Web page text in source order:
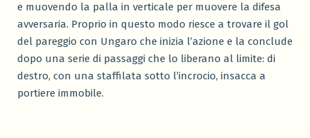
e muovendo la palla in verticale per muovere la difesa
avversaria. Proprio in questo modo riesce a trovare il gol
del pareggio con Ungaro che inizia l’azione e la conclude
dopo una serie di passaggi che lo liberano al limite: di
destro, con una staffilata sotto l’incrocio, insacca a
portiere immobile.